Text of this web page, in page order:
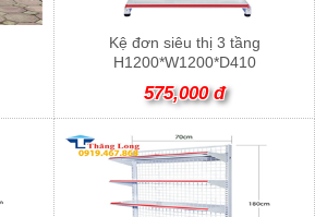
Kệ đơn siêu thị 3 tầng
H1200*W1200*D410
575,000 đ